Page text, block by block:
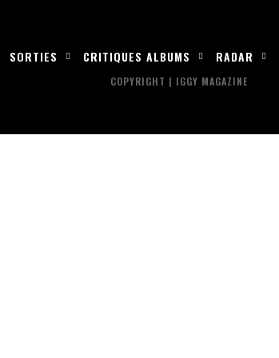
SORTIES CRITIQUES ALBUMS RADAR
COPYRIGHT | IGGY MAGAZINE